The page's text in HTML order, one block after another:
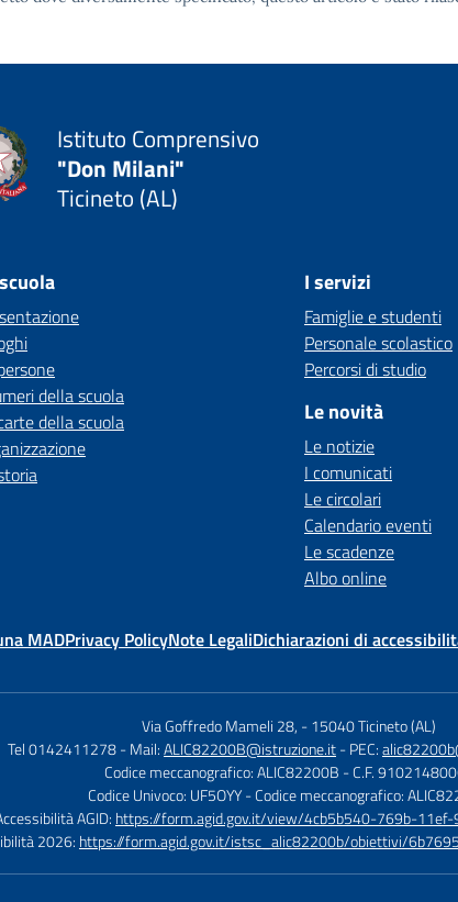
Istituto Comprensivo
"Don Milani"
Ticineto (AL)
della scuola
della scuola
I servizi
Famiglie e studenti
Personale scolastico
Percorsi di studio
Le novità
Le notizie
I comunicati
Le circolari
Calendario eventi
Le scadenze
Albo online
MADPrivacy PolicyNote LegaliDichiarazioni di
Via Goffredo Mameli 28, -15040 Ticineto (AL)
Tel 0142411278- Mail:ALIC82200B@istruzione.it- PEC:
Codice meccanografico: ALIC82200B - C.F.
Codice Univoco: UF5OYY- Codice meccanografico:
AGID: https://form.agid.gov.it/view/4cb5b540-769b-
2026: https://form.agid.gov.it/istsc_alic82200b/obiettivi/